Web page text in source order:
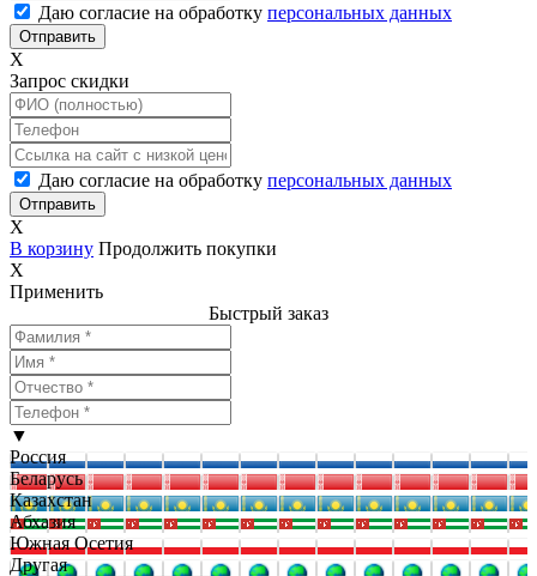
Даю согласие на обработку персональных данных
X
Запрос скидки
Даю согласие на обработку персональных данных
X
В корзину Продолжить покупки
X
Применить
Быстрый заказ
▼
Россия
Беларусь
Казахстан
Абхазия
Южная Осетия
Другая